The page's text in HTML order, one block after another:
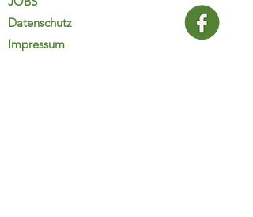
Datenschutz
Impressum